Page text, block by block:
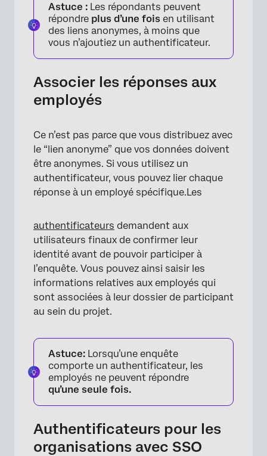
Astuce : Les répondants peuvent
répondre plus d’une fois en utilisant
des liens anonymes, à moins que
vous n’ajoutiez un authentificateur.
Associer les réponses aux
employés
Ce n’est pas parce que vous distribuez avec
le “lien anonyme” que vos données doivent
être anonymes. Si vous utilisez un
authentificateur, vous pouvez lier chaque
réponse à un employé spécifique.Les
authentificateurs demandent aux
utilisateurs finaux de confirmer leur
identité avant de pouvoir participer à
l’enquête. Vous pouvez ainsi saisir les
informations relatives aux employés qui
sont associées à leur dossier de participant
au sein du projet.
Astuce: Lorsqu’une enquête
comporte un authentificateur, les
employés ne peuvent répondre
qu’une seule fois.
Authentificateurs pour les
organisations avec SSO